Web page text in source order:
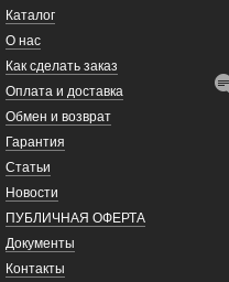
Каталог
О нас
Как сделать заказ
Оплата и доставка
Обмен и возврат
Гарантия
Статьи
Новости
ПУБЛИЧНАЯ ОФЕРТА
Документы
Контакты